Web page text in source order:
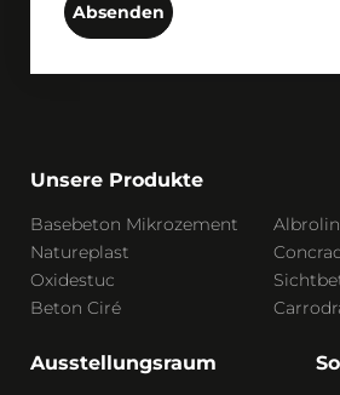
Absenden
Unsere Produkte
Basebeton Mikrozement
Natureplast
Oxidestuc
Beton Ciré
Ausstellungsraum